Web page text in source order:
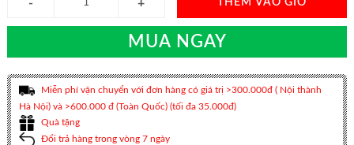
THÊM VÀO GIỎ
MUA NGAY
Miễn phí vận chuyển với đơn hàng có giá trị >300.000đ ( Nội thành
Hà Nội) và >600.000 đ (Toàn Quốc) (tối đa 35.000đ)
Quà tặng
Đổi trả hàng trong vòng 7 ngày